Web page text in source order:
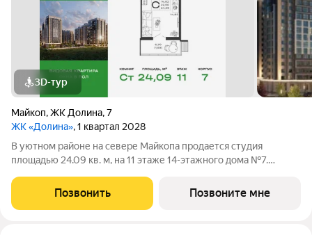
3D-тур
Майкоп,ЖК Долина,7
ЖК «Долина», 1 квартал 2028
В уютном районе на севере Майкопа продается студия
площадью 24.09 кв. м, на 11 этаже 14-этажного дома №7.
класса «Долина» от ГК ССК. О проекте Добро пожаловать в
жилой комплекс «Долина» живописный
Позвонить Позвоните мне